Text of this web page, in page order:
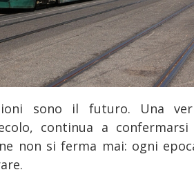
sono il futuro. Una
continua a confermarsi
non si ferma mai: ogni